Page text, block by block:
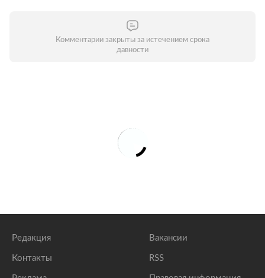
Комментарии закрыты за истечением срока
давности
Редакция
Контакты
Вакансии
RSS